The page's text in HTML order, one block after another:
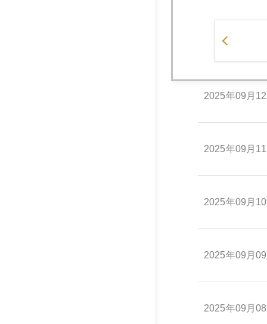
2025年09月16
2025年09月12
2025年09月11
2025年09月10
2025年09月09
2025年09月08